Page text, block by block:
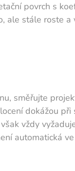
povrch s
ale stále roste a
směřujte
dokážou
vždy
automatická